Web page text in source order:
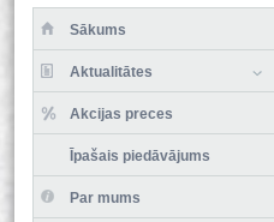
Sākums
Aktualitātes
Akcijas preces
Īpašais piedāvājums
Par mums